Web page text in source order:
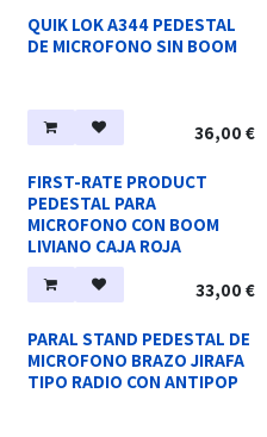
QUIK LOK A344 PEDESTAL
DE MICROFONO SIN BOOM
36,00 €
FIRST-RATE PRODUCT
PEDESTAL PARA
MICROFONO CON BOOM
LIVIANO CAJA ROJA
33,00 €
PARAL STAND PEDESTAL DE
MICROFONO BRAZO JIRAFA
TIPO RADIO CON ANTIPOP